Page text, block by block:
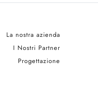
La nostra azienda
I Nostri Partner
Progettazione